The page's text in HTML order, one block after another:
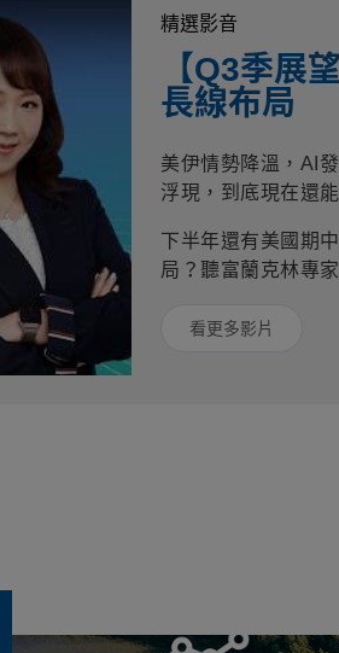
精選影音
【Q3季展
長線布局
美伊情勢降溫，AI
浮現，到底現在還
下半年還有美國期
局？聽富蘭克林專家
看更多影片